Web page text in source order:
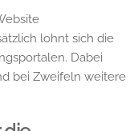
lohnt sich die
Dabei
bei Zweifeln weitere